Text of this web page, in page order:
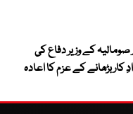
کے وزیر دفاع کی
کار بڑھانے کے عزم کا اعادہ